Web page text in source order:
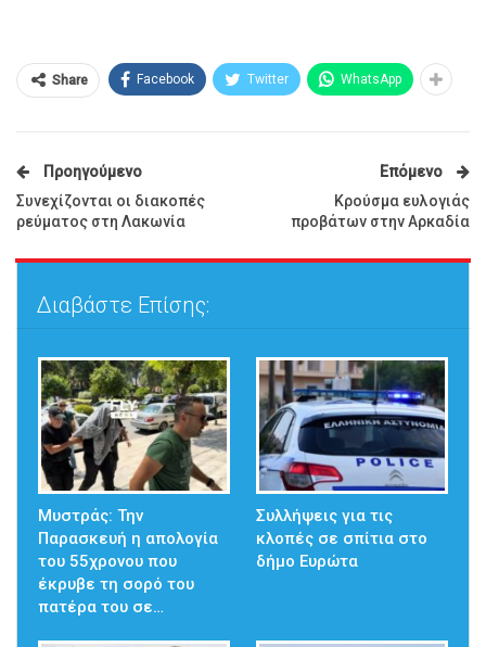
Share Facebook Twitter WhatsApp
Προηγούμενο
Συνεχίζονται οι διακοπές
ρεύματος στη Λακωνία
Επόμενο
Κρούσμα ευλογιάς
προβάτων στην Αρκαδία
Διαβάστε Επίσης:
Μυστράς: Την
Παρασκευή η απολογία
του 55χρονου που
έκρυβε τη σορό του
πατέρα του σε…
Συλλήψεις για τις
κλοπές σε σπίτια στο
δήμο Ευρώτα